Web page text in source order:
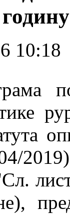
10:18